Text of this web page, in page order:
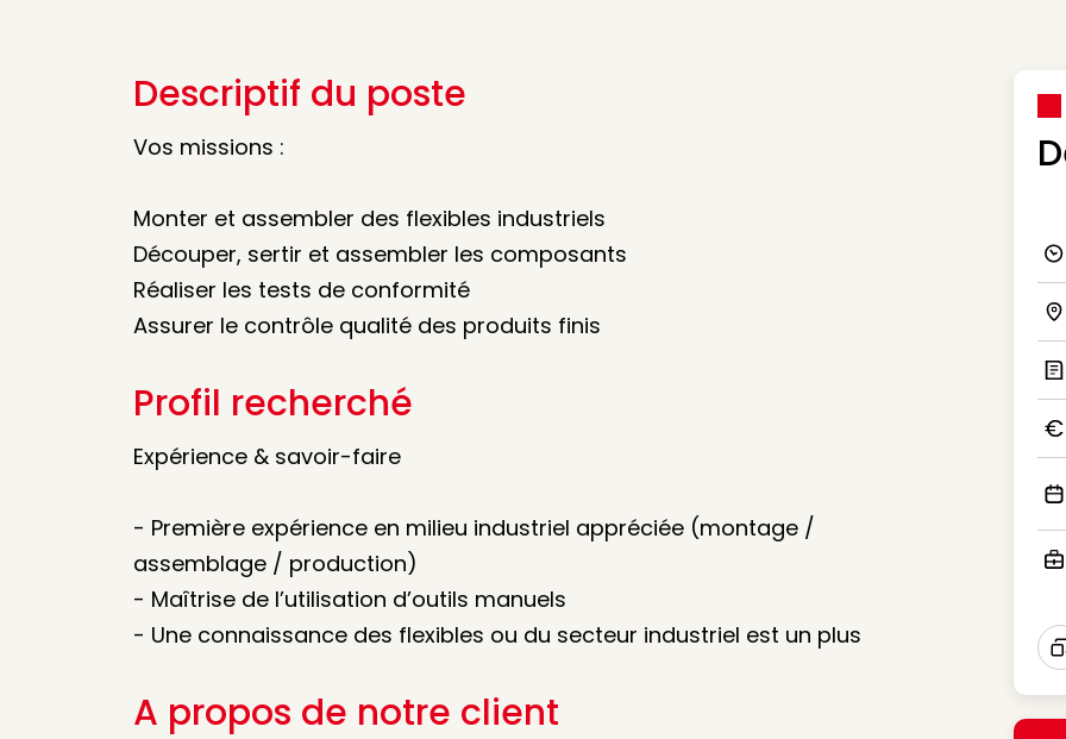
Descriptif du poste
Vos missions :
Monter et assembler des flexibles industriels
Découper, sertir et assembler les composants
Réaliser les tests de conformité
Assurer le contrôle qualité des produits finis
Profil recherché
Expérience & savoir-faire
- Première expérience en milieu industriel appréciée (montage /
assemblage / production)
- Maîtrise de l’utilisation d’outils manuels
- Une connaissance des flexibles ou du secteur industriel est un plus
A propos de notre client